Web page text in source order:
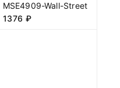
MSE4909-Wall-Street
1376 ₽